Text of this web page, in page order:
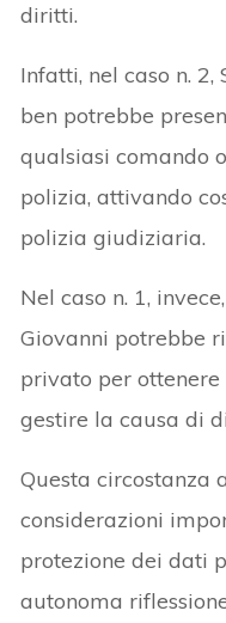
diritti.
Infatti, nel caso n.
ben potrebbe
qualsiasi comando
polizia, attivando
polizia giudiziaria.
Nel caso n. 1,
Giovanni potrebbe
privato per
gestire la causa di
Questa circostanza
considerazioni
protezione dei dati
autonoma